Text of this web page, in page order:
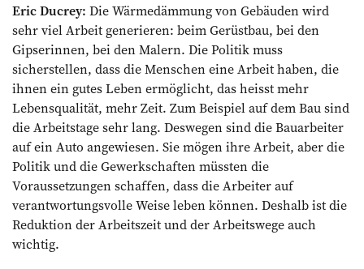
Eric Ducrey: Die Wärmedämmung von Gebäuden wird
sehr viel Arbeit generieren: beim Gerüstbau, bei den
Gipserinnen, bei den Malern. Die Politik muss
sicherstellen, dass die Menschen eine Arbeit haben, die
ihnen ein gutes Leben ermöglicht, das heisst mehr
Lebensqualität, mehr Zeit. Zum Beispiel auf dem Bau sind
die Arbeitstage sehr lang. Deswegen sind die Bauarbeiter
auf ein Auto angewiesen. Sie mögen ihre Arbeit, aber die
Politik und die Gewerkschaften müssten die
Voraussetzungen schaffen, dass die Arbeiter auf
verantwortungsvolle Weise leben können. Deshalb ist die
Reduktion der Arbeitszeit und der Arbeitswege auch
wichtig.